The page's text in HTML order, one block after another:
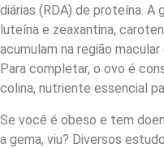
diárias (RDA) de proteína.
luteína e zeaxantina,
acumulam na região
Para completar, o ovo é
colina, nutriente essencial
Se você é obeso e tem
a gema, viu? Diversos